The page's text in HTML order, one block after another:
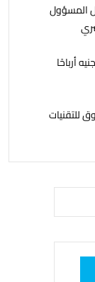
المسؤول
مصر يحقق 7.55 مليار جنيه أرباحًا
للتقنيات